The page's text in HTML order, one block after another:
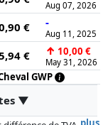
Aug 07, 2026
€ -
Aug 11, 2025
€ ↑ 10,00 €
May 31, 2026
GWP
▼